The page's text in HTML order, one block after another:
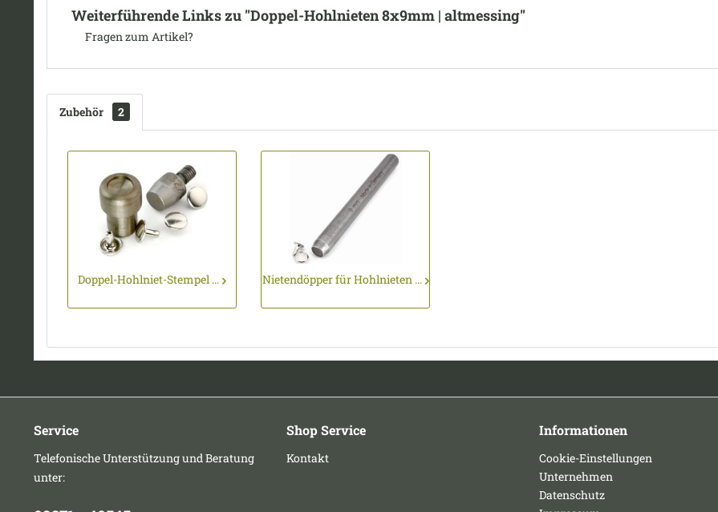
Weiterführende Links zu "Doppel-Hohlnieten 8x9mm | altmessing"
Fragen zum Artikel?
Zubehör 2
Doppel-Hohlniet-Stempel ... Nietendöpper für Hohlnieten ...
Service
Telefonische Unterstützung und Beratung
unter:
Shop Service
Kontakt
Informationen
Cookie-Einstellungen
Unternehmen
Datenschutz